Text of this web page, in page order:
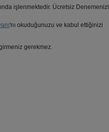
işlenmektedir. Ücretsiz Denemenizi
'nı okuduğunuzu ve kabul ettiğinizi
gerekmez.